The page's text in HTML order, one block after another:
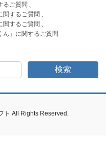
るご質問 、
関するご質問 、
関するご質問 、
ん」に関するご質問
検索
ト All Rights Reserved.